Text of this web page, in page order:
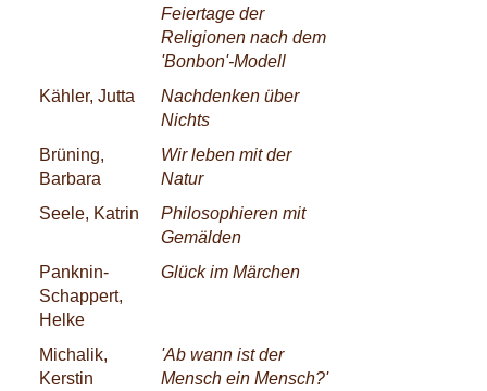
Feiertage der
Religionen nach dem
'Bonbon'-Modell
Kähler, Jutta
Nachdenken über
Nichts
Brüning,
Barbara
Wir leben mit der
Natur
Seele, Katrin
Philosophieren mit
Gemälden
Panknin-
Schappert,
Helke
Glück im Märchen
Michalik,
Kerstin
'Ab wann ist der
Mensch ein Mensch?'